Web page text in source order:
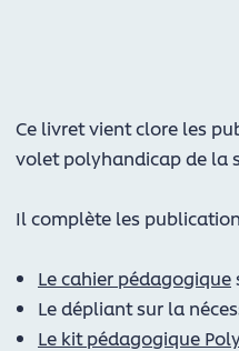
Ce livret vient clore les
volet polyhandicap de la
Il complète les
Le cahier pédagogique
Le dépliant sur la
Le kit pédagogique